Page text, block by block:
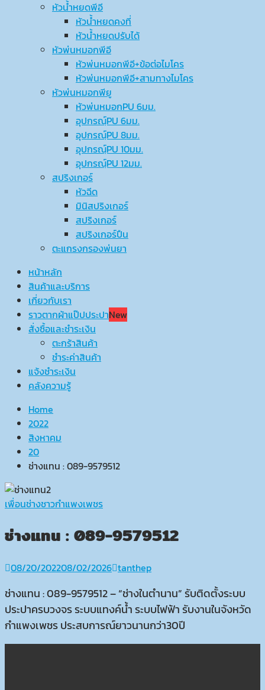
หัวน้ำหยดพีอี
หัวน้ำหยดคงที่
หัวน้ำหยดปรับได้
หัวพ่นหมอกพีอี
หัวพ่นหมอกพีอี+ข้อต่อไมโคร
หัวพ่นหมอกพีอี+สามทางไมโคร
หัวพ่นหมอกพียู
หัวพ่นหมอกPU 6มม.
อุปกรณ์ฺPU 6มม.
อุปกรณ์ฺPU 8มม.
อุปกรณ์ฺPU 10มม.
อุปกรณ์ฺPU 12มม.
สปริงเกอร์
หัวฉีด
มินิสปริงเกอร์
สปริงเกอร์
สปริงเกอร์ปืน
ตะแกรงกรองพ่นยา
หน้าหลัก
สินค้าและบริการ
เกี่ยวกับเรา
ราวตากผ้าแป๊ปประปาNew
สั่งซื้อและชำระเงิน
ตะกร้าสินค้า
ชำระค่าสินค้า
แจ้งชำระเงิน
คลังความรู้
Home
2022
สิงหาคม
20
ช่างแทน : 089-9579512
เพื่อนช่างชาวกำแพงเพชร
ช่างแทน : 089-9579512
08/20/202208/02/2026 tanthep
ช่างแทน : 089-9579512 – “ช่างในตำนาน” รับติดตั้งระบบ
ประปาครบวงจร ระบบแทงค์น้ำ ระบบไฟฟ้า รับงานในจังหวัด
กำแพงเพชร ประสบการณ์ยาวนานกว่า30ปี